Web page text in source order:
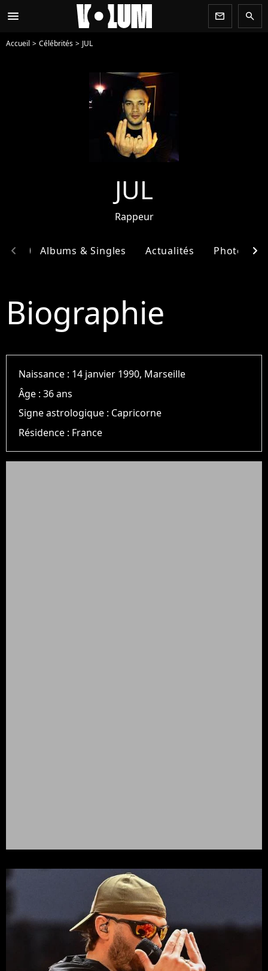
menu newsletter search
Accueil Célébrités JUL
JUL
Rappeur
Albums & Singles Actualités Photos
chevron_left chevron_right
Biographie
Naissance : 14 janvier 1990, Marseille
Âge :36 ans
Signe astrologique : Capricorne
Résidence : France